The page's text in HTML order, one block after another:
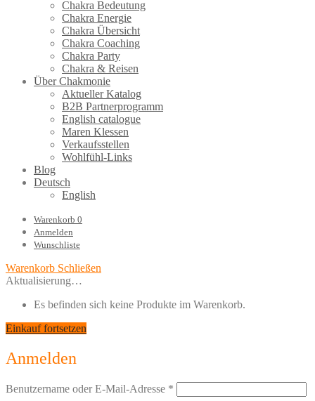
Chakra Bedeutung
Chakra Energie
Chakra Übersicht
Chakra Coaching
Chakra Party
Chakra & Reisen
Über Chakmonie
Aktueller Katalog
B2B Partnerprogramm
English catalogue
Maren Klessen
Verkaufsstellen
Wohlfühl-Links
Blog
Deutsch
English
Warenkorb 0
Anmelden
Wunschliste
Warenkorb Schließen
Aktualisierung…
Es befinden sich keine Produkte im Warenkorb.
Einkauf fortsetzen
Anmelden
Benutzername oder E-Mail-Adresse *